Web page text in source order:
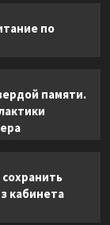
по
памяти.
кабинета